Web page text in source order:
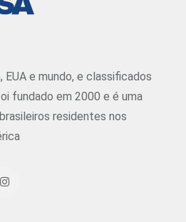
EUA e mundo, e classificados
fundado em 2000 e é uma
residentes nos